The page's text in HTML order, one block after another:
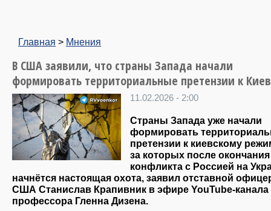
Главная > Мнения
В США заявили, что страны Запада начали
формировать территориальные претензии к
11.02.2026 - 2:00
Страны Запада уже начали
формировать
претензии к киевскому
за которых после окончания
конфликта с Россией на
начнётся настоящая охота, заявил отставной
США Станислав Крапивник в эфире YouTube-канала
профессора Гленна Дизена.